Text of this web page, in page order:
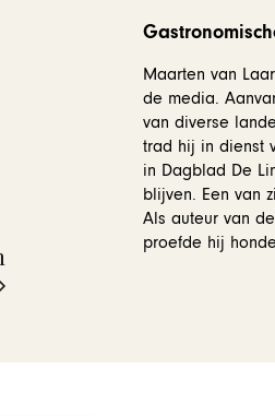
Maarten van
de media.
van diverse
trad hij in dienst
in Dagblad De
blijven. Een van
Als auteur van
proefde hij